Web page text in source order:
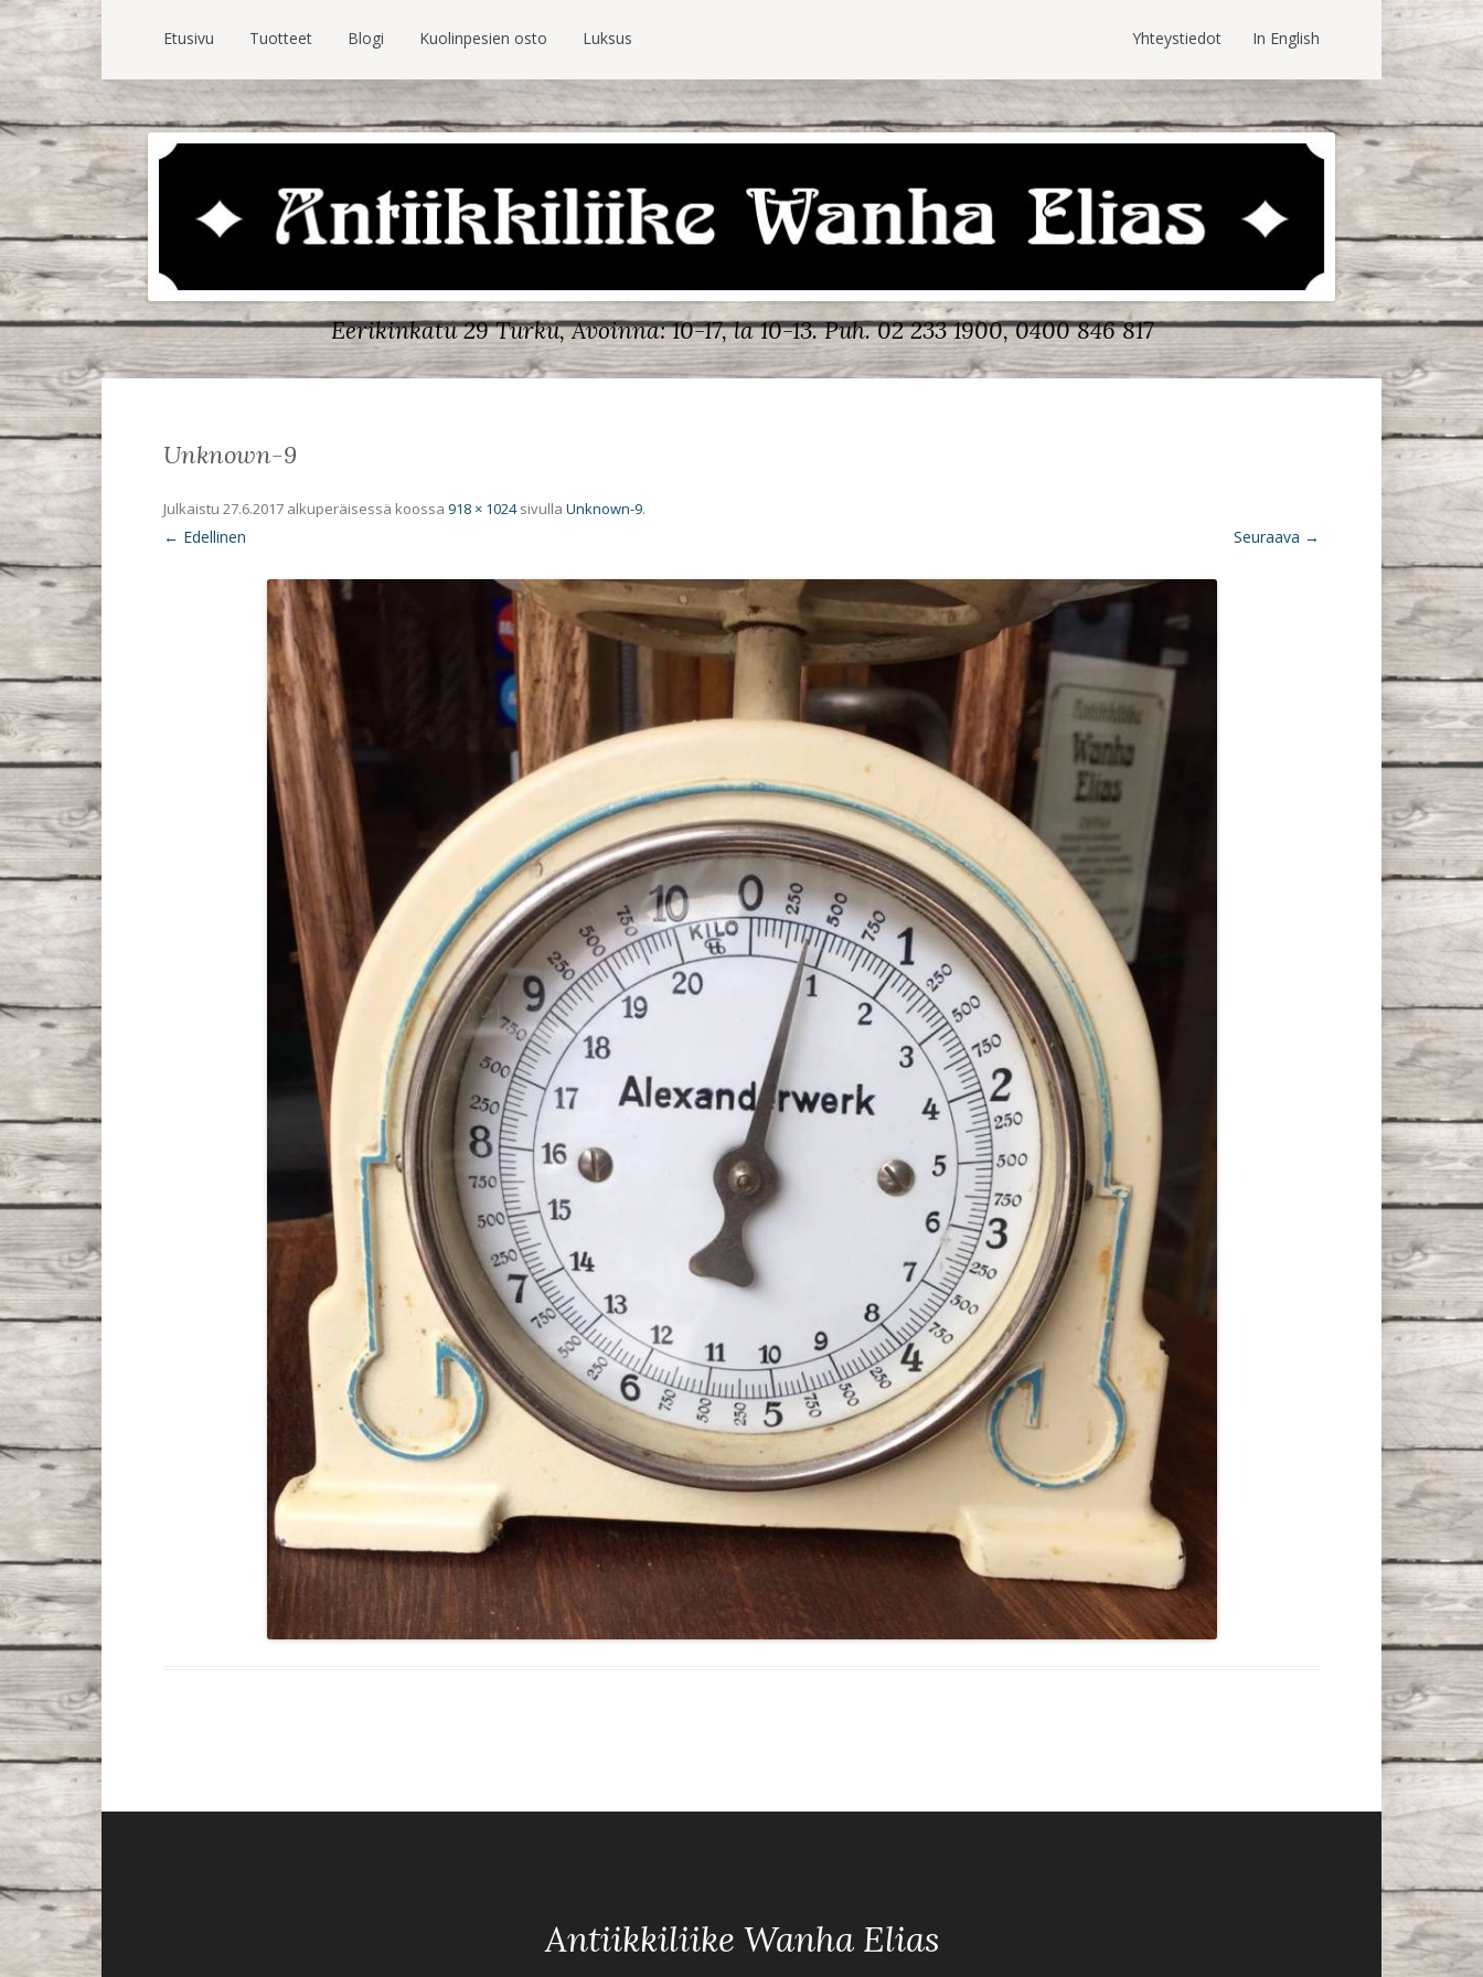
Etusivu Tuotteet Blogi Kuolinpesien osto Luksus In English
Yhteystiedot
Eerikinkatu 29 Turku, Avoinna: 10-17, la 10-13.Puh. 02 233 1900, 0400 846 817
Unknown-9
Julkaistu 27.6.2017 alkuperäisessä koossa 918 × 1024sivulla Unknown-9.
← Edellinen Seuraava →
Antiikkiliike Wanha Elias